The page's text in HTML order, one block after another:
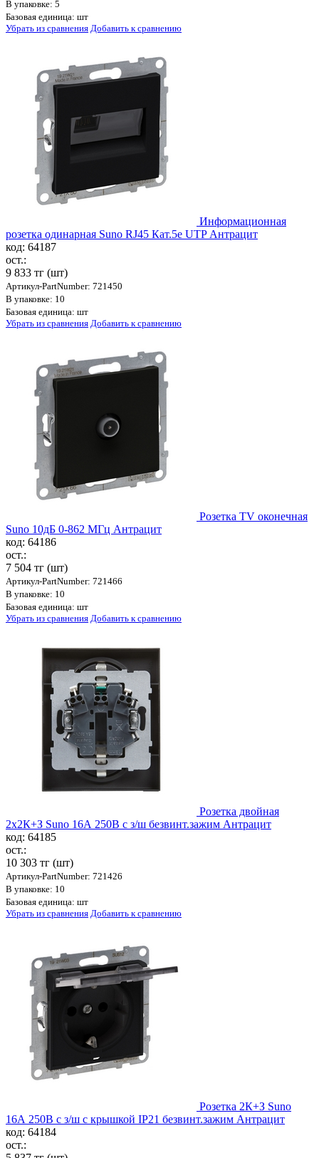
В упаковке: 5
Базовая единица: шт
Убрать из сравнения Добавить к сравнению
Информационная
розетка одинарная Suno RJ45 Кат.5e UTP Антрацит
код: 64187
ост.:
9 833 тг (шт)
Артикул-PartNumber: 721450
В упаковке: 10
Базовая единица: шт
Убрать из сравнения Добавить к сравнению
Розетка TV оконечная
Suno 10дБ 0-862 МГц Антрацит
код: 64186
ост.:
7 504 тг (шт)
Артикул-PartNumber: 721466
В упаковке: 10
Базовая единица: шт
Убрать из сравнения Добавить к сравнению
Розетка двойная
2х2К+З Suno 16А 250В с з/ш безвинт.зажим Антрацит
код: 64185
ост.:
10 303 тг (шт)
Артикул-PartNumber: 721426
В упаковке: 10
Базовая единица: шт
Убрать из сравнения Добавить к сравнению
Розетка 2К+З Suno
16А 250В с з/ш с крышкой IP21 безвинт.зажим Антрацит
код: 64184
ост.: